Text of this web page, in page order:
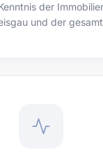
der
und der